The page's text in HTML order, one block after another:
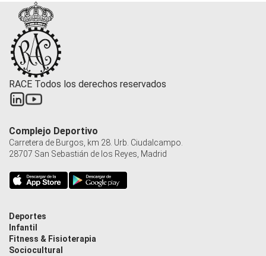
RACE Todos los derechos reservados
Deportes
Infantil
Fitness & Fisioterapia
Sociocultural
Complejo Deportivo
Carretera de Burgos, km 28. Urb. Ciudalcampo.
28707 San Sebastián de los Reyes, Madrid